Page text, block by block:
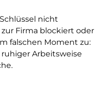
nicht
Firma blockiert oder
falschen Moment zu:
Arbeitsweise